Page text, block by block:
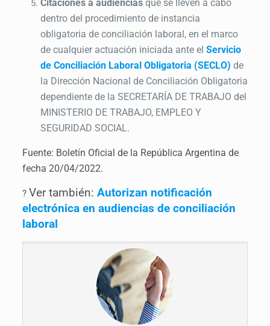
Citaciones a audienciasque se lleven a cabo
dentro del procedimiento de instancia
obligatoria de conciliación laboral, en el marco
de cualquier actuación iniciada ante el Servicio
de Conciliación Laboral Obligatoria (SECLO) de
la Dirección Nacional de Conciliación Obligatoria
dependiente de la SECRETARÍA DE TRABAJO del
MINISTERIO DE TRABAJO, EMPLEO Y
SEGURIDAD SOCIAL.
Fuente: Boletín Oficial de la República Argentina de
fecha 20/04/2022.
? Ver también: Autorizan notificación
electrónica en audiencias de conciliación
laboral